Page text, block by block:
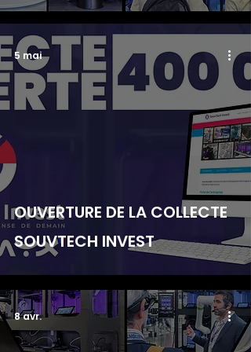
OUVERTURE DE LA COLLECTE
SOUVTECH INVEST
5 mai
8 avr.